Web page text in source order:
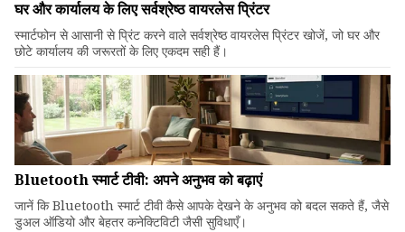
घर और कार्यालय के लिए सर्वश्रेष्ठ वायरलेस प्रिंटर
स्मार्टफोन से आसानी से प्रिंट करने वाले सर्वश्रेष्ठ वायरलेस प्रिंटर खोजें, जो घर और
छोटे कार्यालय की जरूरतों के लिए एकदम सही हैं।
Bluetooth स्मार्ट टीवी: अपने अनुभव को बढ़ाएं
जानें कि Bluetooth स्मार्ट टीवी कैसे आपके देखने के अनुभव को बदल सकते हैं, जैसे
डुअल ऑडियो और बेहतर कनेक्टिविटी जैसी सुविधाएँ।